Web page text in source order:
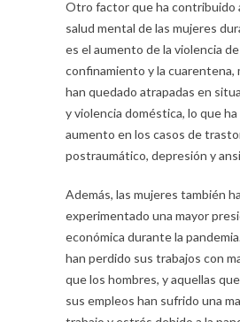
Otro factor que ha contribuido
salud mental de las mujeres
es el aumento de la violencia
confinamiento y la cuarentena,
han quedado atrapadas en
y violencia doméstica, lo que
aumento en los casos de
postraumático, depresión y
Además, las mujeres también
experimentado una mayor
económica durante la
han perdido sus trabajos con
que los hombres, y aquellas
sus empleos han sufrido una